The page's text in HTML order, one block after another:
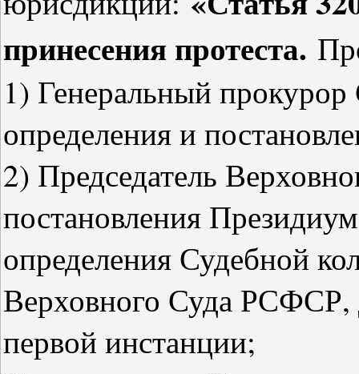
принесения протеста.
1) Генеральный
определения и
2) Председатель
постановления
определения Судебной
Верховного Суда РСФСР,
первой инстанции;